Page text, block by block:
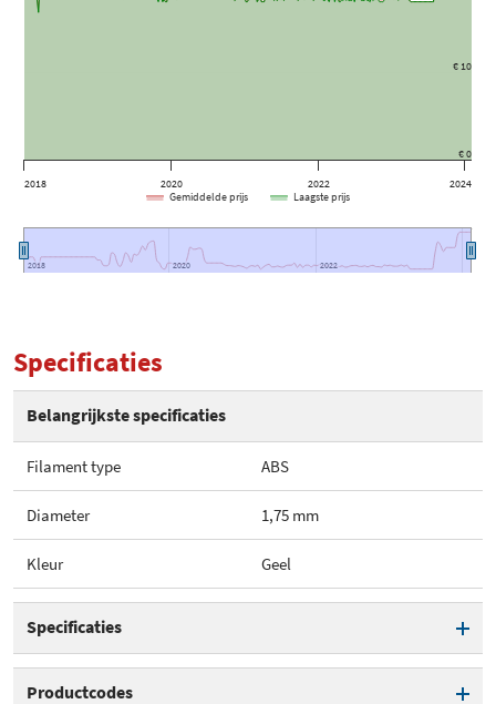
2018 2020 2022 2024
2018
2018 2020
2020 2022
2022
€ 0
€ 10
Gemiddelde prijs Laagste prijs
Specificaties
Belangrijkste specificaties
Filament type ABS
Diameter 1,75 mm
Kleur Geel
Specificaties
Productcodes